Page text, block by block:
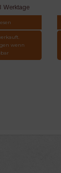
Werktage
wenn